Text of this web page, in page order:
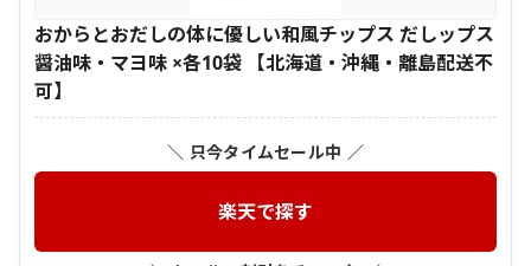
おからとおだしの体に優しい和風チップス だしップス
醤油味・マヨ味 ×各10袋 【北海道・沖縄・離島配送不
可】
＼ 只今タイムセール中 ／
楽天で探す